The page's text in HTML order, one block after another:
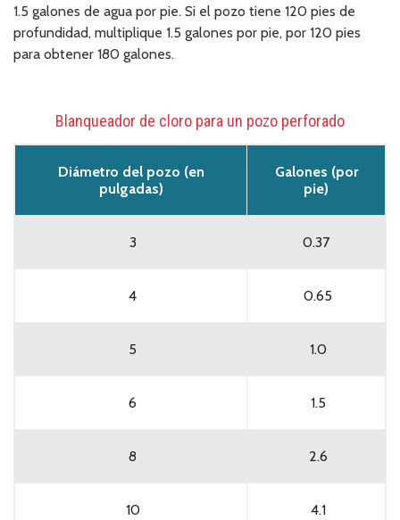
1.5 galones de agua por pie. Si el pozo tiene 120 pies de
profundidad, multiplique 1.5 galones por pie, por 120 pies
para obtener 180 galones.
Blanqueador de cloro para un pozo perforado
Diámetro del pozo (en
pulgadas)
Galones (por
pie)
3 0.37
4 0.65
5 1.0
6 1.5
8 2.6
10 4.1